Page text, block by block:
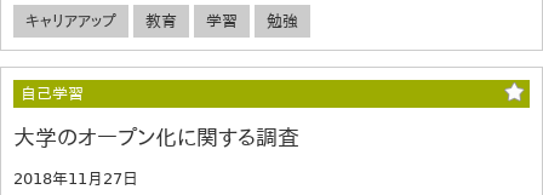
キャリアアップ 教育 学習 勉強
自己学習
大学のオープン化に関する調査
2018年11月27日